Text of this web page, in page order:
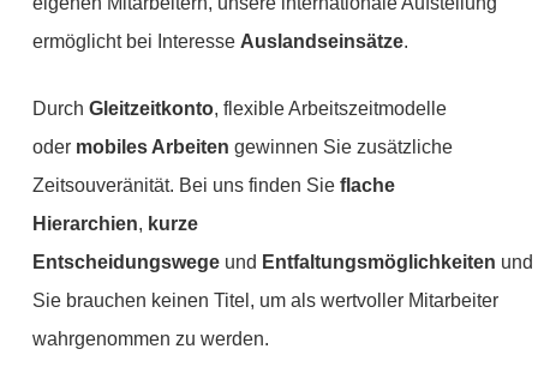
ermöglicht bei Interesse Auslandseinsätze.
Durch Gleitzeitkonto, flexible Arbeitszeitmodelle
oder mobiles Arbeiten gewinnen Sie zusätzliche
Zeitsouveränität. Bei uns finden Sie flache
Hierarchien, kurze
Entscheidungswegeund Entfaltungsmöglichkeiten und
Sie brauchen keinen Titel, um als wertvoller Mitarbeiter
wahrgenommen zu werden.